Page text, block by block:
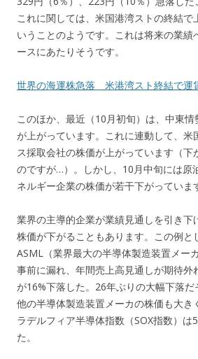
これに関しては、米国港湾ストの終結で
いうことのようです。これは将来の業績
ースにあたりそうです。
世界の海運株急落 米港湾スト終結で運
このほか、最近（10月初旬）は、中東
が上がっています。これに連動して、米
ス採取会社の株価が上がっています（下
のですが…）。しかし、10月中旬には原
ネルギー企業の株価が若干下がっていま
業界の主導的企業が業績見通しを引き下
株価が下がることもあります。この例と
ASML（業界最大の半導体製造装置メー
事前に漏れ、年間売上高見通しが期待外
が16%下落した。26年ぶりの大幅下落
他の半導体製造装置メーカの株価も大き
ラデルフィア半導体指数（SOX指数）は
た。